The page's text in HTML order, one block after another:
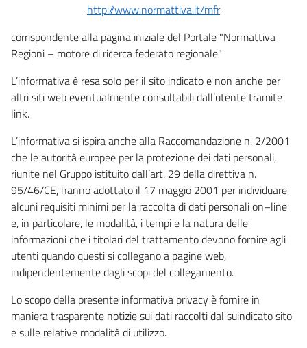
http://www.normattiva.it/mfr
corrispondente alla pagina iniziale del Portale "Normattiva
Regioni – motore di ricerca federato regionale"
L’informativa è resa solo per il sito indicato e non anche per
altri siti web eventualmente consultabili dall’utente tramite
link.
L’informativa si ispira anche alla Raccomandazione n. 2/2001
che le autorità europee per la protezione dei dati personali,
riunite nel Gruppo istituito dall’art. 29 della direttiva n.
95/46/CE, hanno adottato il 17 maggio 2001 per individuare
alcuni requisiti minimi per la raccolta di dati personali on–line
e, in particolare, le modalità, i tempi e la natura delle
informazioni che i titolari del trattamento devono fornire agli
utenti quando questi si collegano a pagine web,
indipendentemente dagli scopi del collegamento.
Lo scopo della presente informativa privacy è fornire in
maniera trasparente notizie sui dati raccolti dal suindicato sito
e sulle relative modalità di utilizzo.